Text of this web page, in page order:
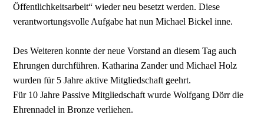
Öffentlichkeitsarbeit“ wieder neu besetzt werden. Diese
verantwortungsvolle Aufgabe hat nun Michael Bickel inne.
Des Weiteren konnte der neue Vorstand an diesem Tag auch
Ehrungen durchführen. Katharina Zander und Michael Holz
wurden für 5 Jahre aktive Mitgliedschaft geehrt.
Für 10 Jahre Passive Mitgliedschaft wurde Wolfgang Dörr die
Ehrennadel in Bronze verliehen.